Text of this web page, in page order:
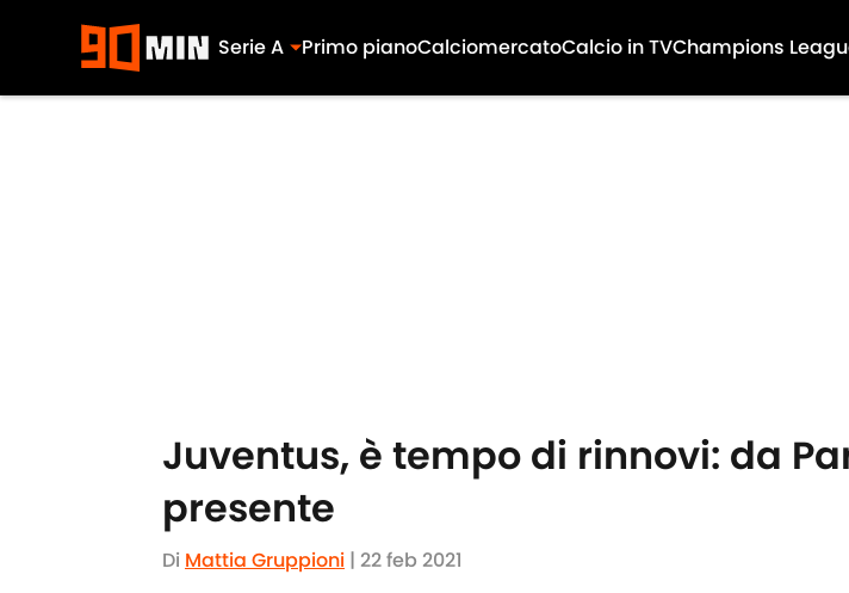
Serie A Primo pianoCalciomercatoCalcio in TVChampions
Juventus, è tempo di rinnovi: da
presente
Di Mattia Gruppioni | 22 feb 2021